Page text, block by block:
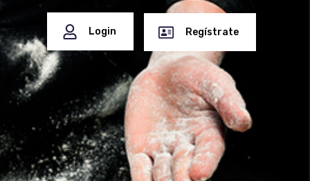
Login Regístrate